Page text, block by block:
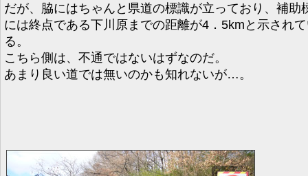
だが、脇にはちゃんと県道の標識が立っており、補助
には終点である下川原までの距離が4．5kmと示され
る。
こちら側は、不通ではないはずなのだ。
あまり良い道では無いのかも知れないが…。